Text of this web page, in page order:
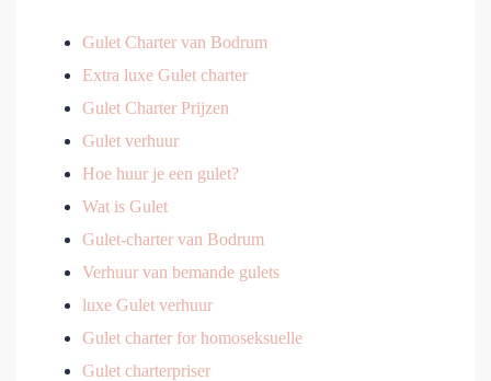
Gulet Charter van Bodrum
Extra luxe Gulet charter
Gulet Charter Prijzen
Gulet verhuur
Hoe huur je een gulet?
Wat is Gulet
Gulet-charter van Bodrum
Verhuur van bemande gulets
luxe Gulet verhuur
Gulet charter for homoseksuelle
Gulet charterpriser